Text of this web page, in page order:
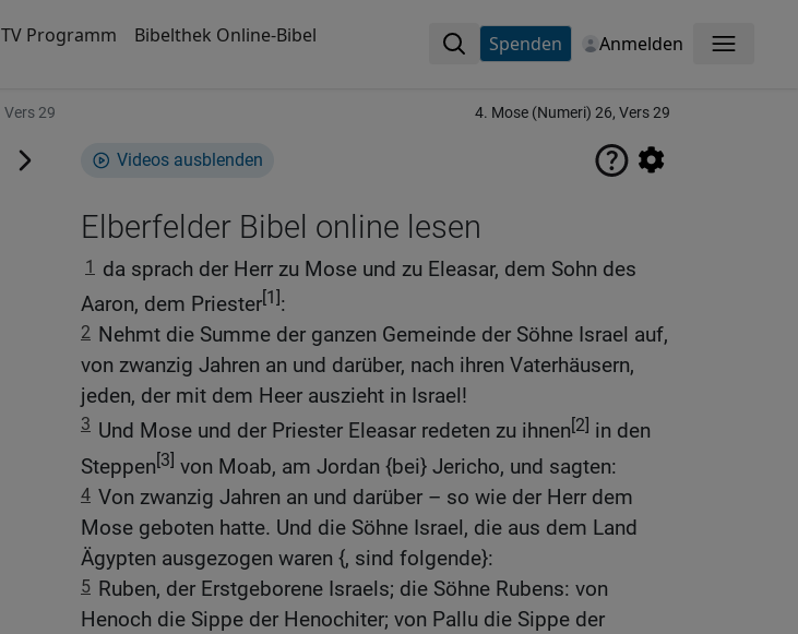
TV Programm Bibelthek Online-Bibel Spenden Anmelden Menü
Vers 29 4. Mose (Numeri) 26, Vers 29
Videos ausblenden
Elberfelder Bibel online lesen
1 da sprach der Herr zu Mose und zu Eleasar, dem Sohn des
Aaron, dem Priester[1]:
2 Nehmt die Summe der ganzen Gemeinde der Söhne Israel auf,
von zwanzig Jahren an und darüber, nach ihren Vaterhäusern,
jeden, der mit dem Heer auszieht in Israel!
3 Und Mose und der Priester Eleasar redeten zu ihnen[2] in den
Steppen[3] von Moab, am Jordan {bei} Jericho, und sagten:
4 Von zwanzig Jahren an und darüber – so wie der Herr dem
Mose geboten hatte. Und die Söhne Israel, die aus dem Land
Ägypten ausgezogen waren {, sind folgende}:
5 Ruben, der Erstgeborene Israels; die Söhne Rubens: von
Henoch die Sippe der Henochiter; von Pallu die Sippe der